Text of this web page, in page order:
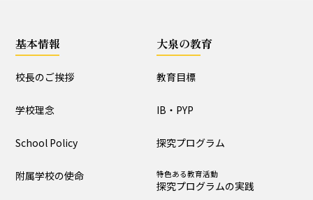
教育課程特例校の取り
学校生活
生活時程表 年間行事
特色ある教育活動 給食
基本情報
校長のご挨拶
学校理念
School Policy
附属学校の使命
大泉の教育
教育目標
IB・PYP
探究プログラム
特色ある教育活動
探究プログラムの実践